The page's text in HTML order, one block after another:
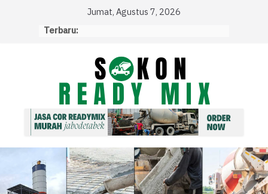
Jumat, Agustus 7, 2026
Terbaru: